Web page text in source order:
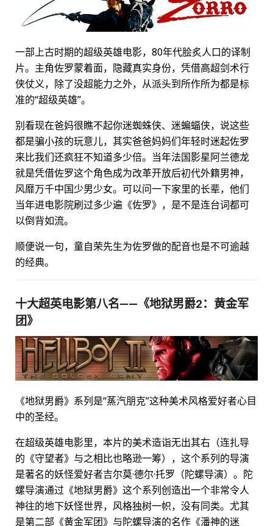
一部上古时期的超级英雄电影，80年代脍炙人口的译制
片。主角佐罗蒙着面，隐藏真实身份，凭借高超剑术行
侠仗义，除了没超能力之外，从派头到所作所为都是标
准的“超级英雄”。
别看现在爸妈很瞧不起你迷蜘蛛侠、迷蝙蝠侠，说这些
都是骗小孩的玩意儿，其实爸爸妈妈们年轻时迷起佐罗
来比我们还疯狂不知道多少倍。当年法国影星阿兰德龙
就是凭借佐罗这个角色成为改革开放后初代外籍男神，
风靡万千中国少男少女。可以问一下家里的长辈，他们
当年进电影院刷过多少遍《佐罗》，是不是连台词都可
以倒背如流。
顺便说一句，童自荣先生为佐罗做的配音也是不可逾越
的经典。
十大超英电影第八名——《地狱男爵2：黄金军
团》
《地狱男爵》系列是“蒸汽朋克”这种美术风格爱好者心目
中的圣经。
在超级英雄电影里，本片的美术造诣无出其右（连扎导
的《守望者》与之相比也略逊一筹），这个系列的导演
是著名的妖怪爱好者吉尔莫·德尔·托罗（陀螺导演）。陀
螺导演通过《地狱男爵》这个系列创造出一个非常令人
神往的地下妖怪世界，风格独树一帜，没有同类。尤其
是第二部《黄金军团》与陀螺导演的名作《潘神的迷